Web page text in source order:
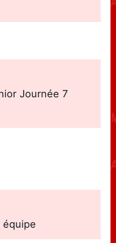
Journée 7
équipe